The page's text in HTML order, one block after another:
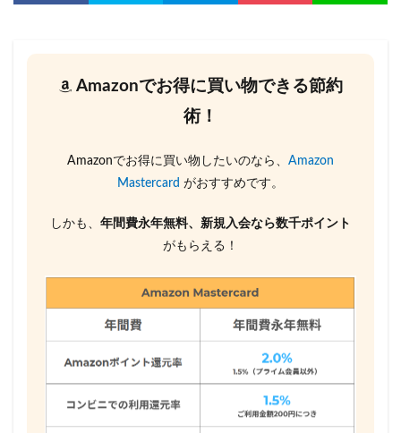
Amazonでお得に買い物できる節約
術！
Amazonでお得に買い物したいのなら、 Amazon
Mastercard がおすすめです。
しかも、 年間費永年無料、新規入会なら数千ポイント
がもらえる！